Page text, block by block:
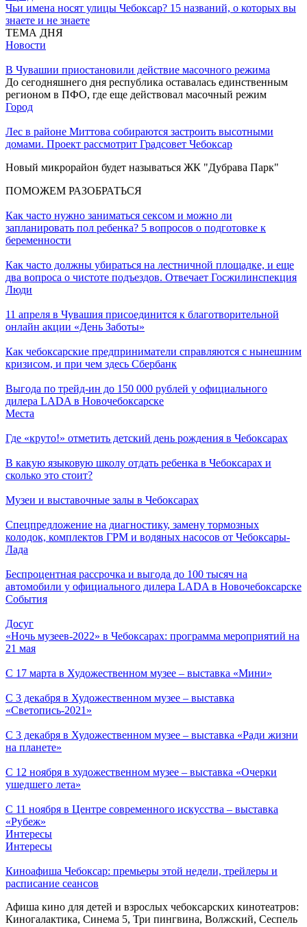
Чьи имена носят улицы Чебоксар? 15 названий, о которых вы
знаете и не знаете
ТЕМА ДНЯ
Новости
В Чувашии приостановили действие масочного режима
До сегодняшнего дня республика оставалась единственным
регионом в ПФО, где еще действовал масочный режим
Город
Лес в районе Миттова собираются застроить высотными
домами. Проект рассмотрит Градсовет Чебоксар
Новый микрорайон будет называться ЖК "Дубрава Парк"
ПОМОЖЕМ РАЗОБРАТЬСЯ
Как часто нужно заниматься сексом и можно ли
запланировать пол ребенка? 5 вопросов о подготовке к
беременности
Как часто должны убираться на лестничной площадке, и еще
два вопроса о чистоте подъездов. Отвечает Госжилинспекция
Люди
11 апреля в Чувашия присоединится к благотворительной
онлайн акции «День Заботы»
Как чебоксарские предприниматели справляются с нынешним
кризисом, и при чем здесь Сбербанк
Выгода по трейд-ин до 150 000 рублей у официального
дилера LADA в Новочебоксарске
Места
Где «круто!» отметить детский день рождения в Чебоксарах
В какую языковую школу отдать ребенка в Чебоксарах и
сколько это стоит?
Музеи и выставочные залы в Чебоксарах
Спецпредложение на диагностику, замену тормозных
колодок, комплектов ГРМ и водяных насосов от Чебоксары-
Лада
Беспроцентная рассрочка и выгода до 100 тысяч на
автомобили у официального дилера LADA в Новочебоксарске
События
Досуг
«Ночь музеев-2022» в Чебоксарах: программа мероприятий на
21 мая
С 17 марта в Художественном музее – выставка «Мини»
С 3 декабря в Художественном музее – выставка
«Светопись-2021»
С 3 декабря в Художественном музее – выставка «Ради жизни
на планете»
С 12 ноября в художественном музее – выставка «Очерки
ушедшего лета»
С 11 ноября в Центре современного искусства – выставка
«Рубеж»
Интересы
Интересы
Киноафиша Чебоксар: премьеры этой недели, трейлеры и
расписание сеансов
Афиша кино для детей и взрослых чебоксарских кинотеатров:
Киногалактика, Синема 5, Три пингвина, Волжский, Сеспель